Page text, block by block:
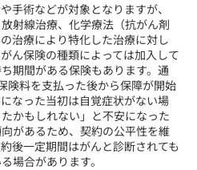
手術などが対象となりますが、
射線治療、化学療法（抗がん剤
治療により特化した治療に対し
ん保険の種類によっては加入して
期間がある保険もあります。通
険料を支払った後から保障が開始
なった当初は自覚症状がない場
かもしれない」と不安になった
があるため、契約の公平性を維
後一定期間はがんと診断されても
場合があります。